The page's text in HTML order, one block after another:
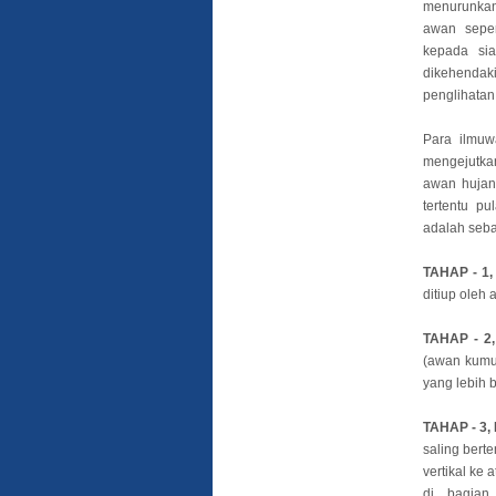
awan
kepada
Para
awan
tertentu
adalah
TAHAP -
ditiup oleh
TAHAP -
(awan
yang lebih
TAHAP -
saling
vertikal ke